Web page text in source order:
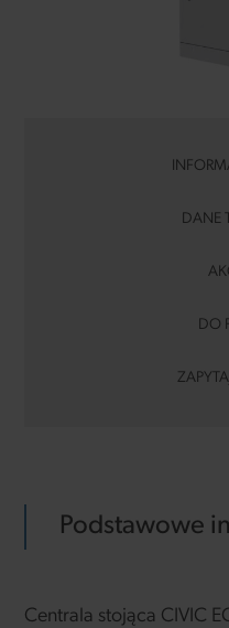
DANE
DO
Podstawowe
Centrala stojąca CIVIC